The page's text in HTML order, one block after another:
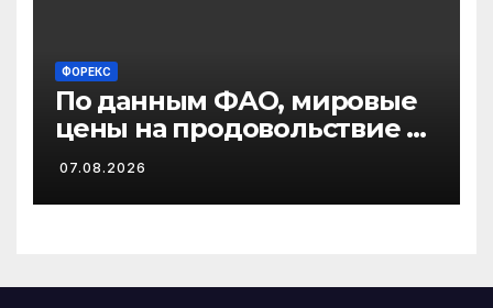
ФОРЕКС
По данным ФАО, мировые
цены на продовольствие в
июле достигли
трехлетнего максимума на
фоне неблагоприятных
07.08.2026